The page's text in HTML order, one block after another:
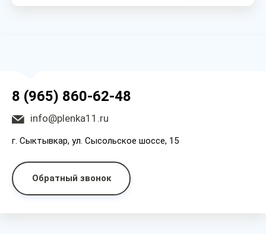
8 (965) 860-62-48
info@plenka11.ru
г. Сыктывкар, ул. Сысольское шоссе, 15
Обратный звонок